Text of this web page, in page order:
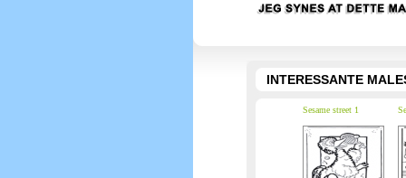
INTERESSANTE
Sesame street 1